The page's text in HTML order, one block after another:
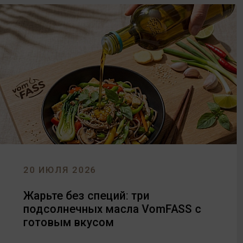
20 ИЮЛЯ 2026
Жарьте без специй: три
подсолнечных масла VomFASS с
готовым вкусом